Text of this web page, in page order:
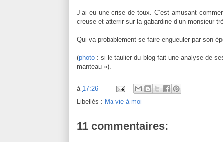
J’ai eu une crise de toux. C’est amusant
creuse et atterrir sur la gabardine d’un monsieur
Qui va probablement se faire engueuler par son
(photo : si le taulier du blog fait une analyse de
manteau »).
à 17:26
Libellés : Ma vie à moi
11 commentaires: